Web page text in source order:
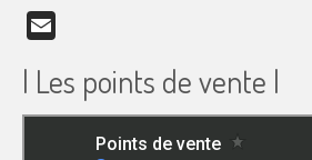
| Les points de vente |